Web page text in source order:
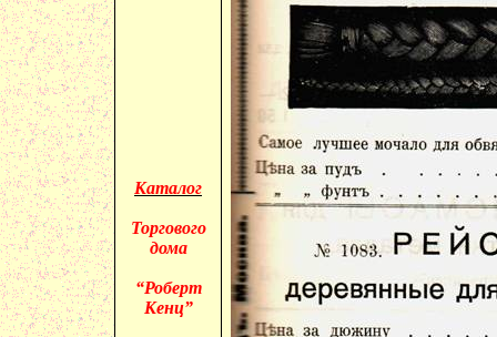
Каталог
Торгового
дома
“Роберт
Кенц”